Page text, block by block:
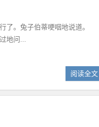
了。兔子伯蒂哽咽地说道。
地问...
阅读全文